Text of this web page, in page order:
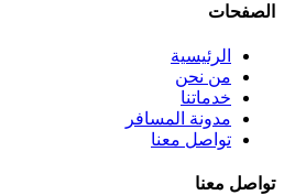
الصفحات
الرئيسية
من نحن
خدماتنا
مدونة المسافر
تواصل معنا
تواصل معنا